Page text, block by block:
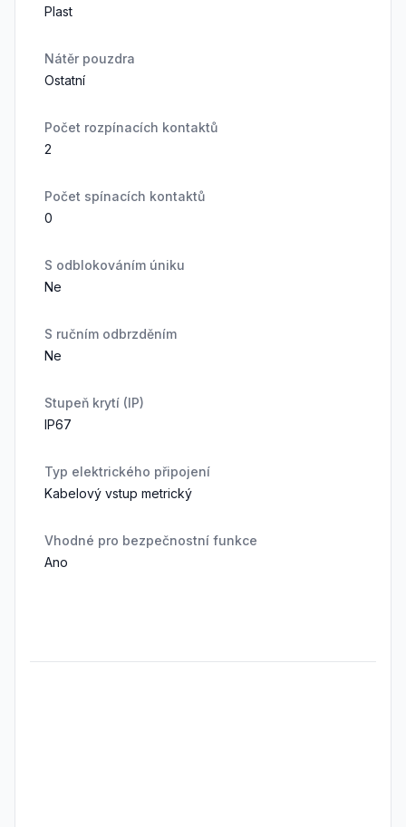
Plast
Nátěr pouzdra
Ostatní
Počet rozpínacích kontaktů
2
Počet spínacích kontaktů
0
S odblokováním úniku
Ne
S ručním odbrzděním
Ne
Stupeň krytí (IP)
IP67
Typ elektrického připojení
Kabelový vstup metrický
Vhodné pro bezpečnostní funkce
Ano